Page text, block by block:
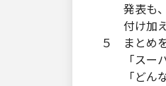
発表も、
付け加え
５ まとめを
「スーパ
「どんな